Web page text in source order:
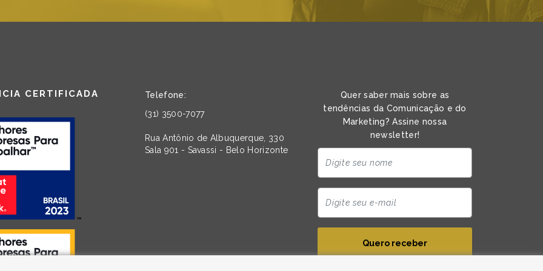
CERTIFICADA
Telefone:
(31) 3500-7077
Rua Antônio de Albuquerque, 330
Sala 901 - Savassi - Belo Horizonte
Quer saber mais sobre as
tendências da Comunicação e do
Marketing? Assine nossa
newsletter!
Quero receber